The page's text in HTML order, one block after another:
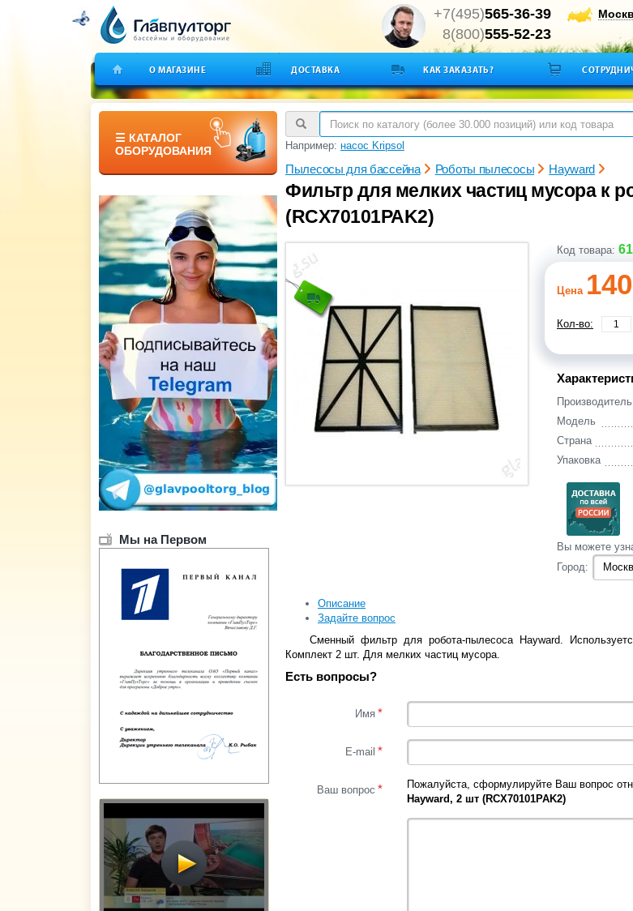
+7(495)565-36-39
8(800)555-52-23
О МАГАЗИНЕ ДОСТАВКА КАК ЗАКАЗАТЬ?
☰ КАТАЛОГ
ОБОРУДОВАНИЯ
Мы на Первом
Например: насос Kripsol
Пылесосы для бассейна Роботы пылесосы Hayward
Фильтр для мелких частиц мусора к
(RCX70101PAK2)
Код товара:
Цена
Кол-во:
Производитель
Модель
Страна
Упаковка
Вы‌ можете‌
Город:
Описание
Задайте вопрос
Сменный фильтр для робота-пылесоса Hayward.
Комплект 2 шт. Для мелких частиц мусора.
Есть вопросы?
Имя *
E-mail *
Ваш вопрос * Пожалуйста, сформулируйте Ваш вопрос
Hayward, 2 шт (RCX70101PAK2)